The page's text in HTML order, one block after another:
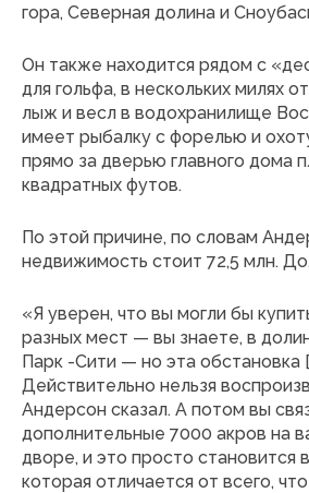
гора, Северная долина и
Он также находится рядом с
для гольфа, в нескольких милях
лыж и весл в водохранилище
имеет рыбалку с форелью и
прямо за дверью главного дома
квадратных футов.
По этой причине, по словам
недвижимость стоит 72,5 млн.
«Я уверен, что вы могли бы
разных мест — вы знаете, в
Парк -Сити — но эта обстановка
Действительно нельзя
Андерсон сказал. А потом вы
дополнительные 7000 акров на
дворе, и это просто становится
которая отличается от всего,